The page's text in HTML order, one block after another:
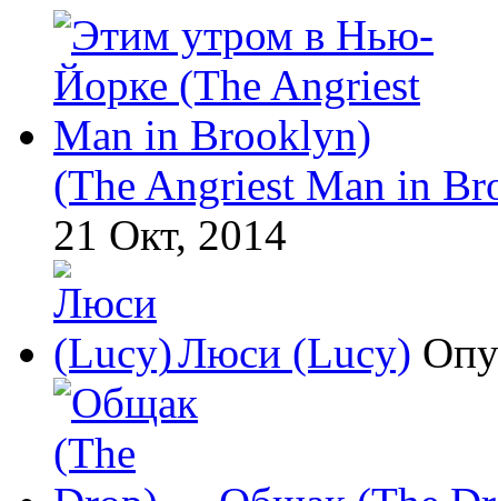
(The Angriest Man in
21 Окт, 2014
Люси (Lucy)